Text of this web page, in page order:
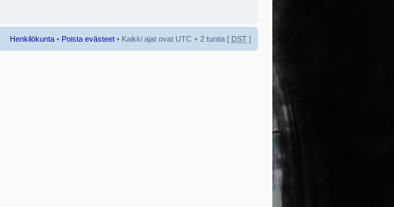
Henkilökunta • Poista evästeet • Kaikki ajat ovat UTC + 2 tuntia [ DST ]